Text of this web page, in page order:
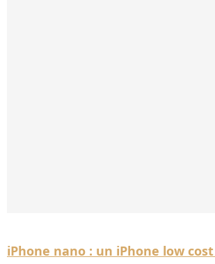
iPhone nano : un iPhone low cost